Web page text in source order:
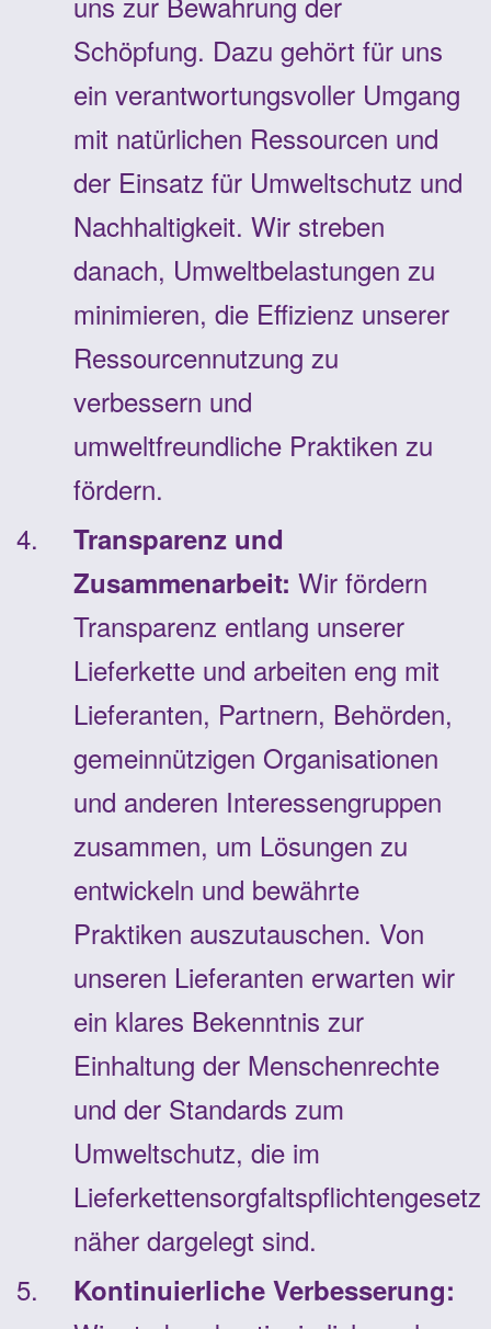
Schöpfung. Dazu gehört für uns
ein verantwortungsvoller Umgang
mit natürlichen Ressourcen und
der Einsatz für Umweltschutz und
Nachhaltigkeit. Wir streben
danach, Umweltbelastungen zu
minimieren, die Effizienz unserer
Ressourcennutzung zu
verbessern und
umweltfreundliche Praktiken zu
fördern.
Transparenz und
Zusammenarbeit: Wir fördern
Transparenz entlang unserer
Lieferkette und arbeiten eng mit
Lieferanten, Partnern, Behörden,
gemeinnützigen Organisationen
und anderen Interessengruppen
zusammen, um Lösungen zu
entwickeln und bewährte
Praktiken auszutauschen. Von
unseren Lieferanten erwarten wir
ein klares Bekenntnis zur
Einhaltung der Menschenrechte
und der Standards zum
Umweltschutz, die im
Lieferkettensorgfaltspflichtengesetz
näher dargelegt sind.
Kontinuierliche Verbesserung: